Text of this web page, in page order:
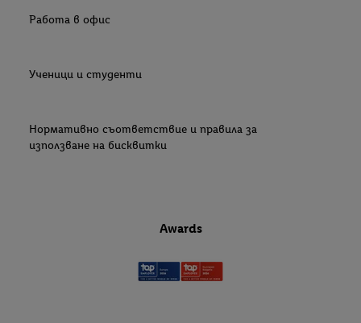
Работа в офис
Ученици и студенти
Нормативно съответствие и правила за
използване на бисквитки
Awards